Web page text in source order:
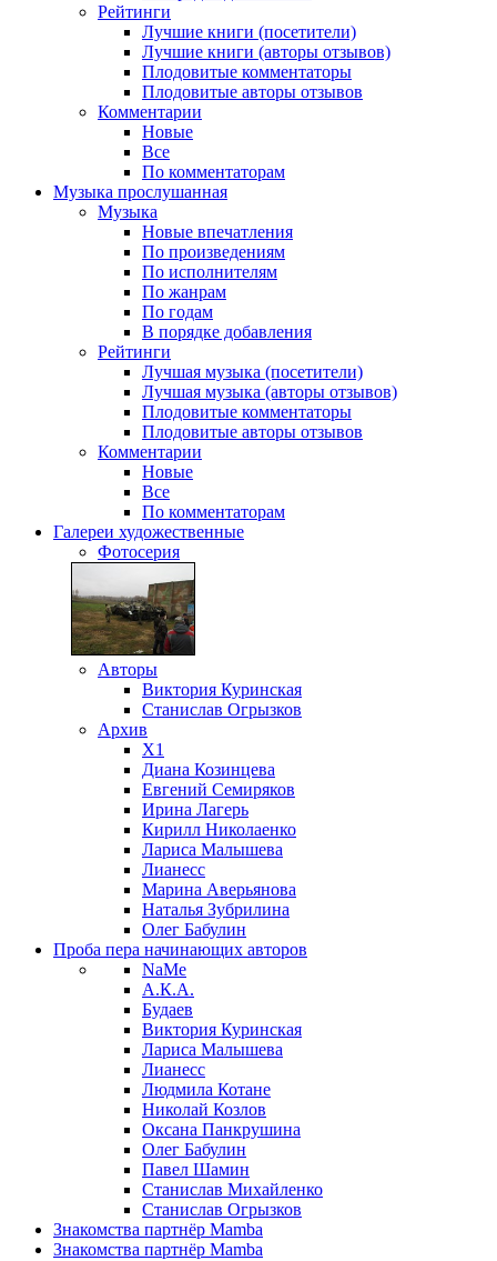
Рейтинги
Лучшие книги (посетители)
Лучшие книги (авторы отзывов)
Плодовитые комментаторы
Плодовитые авторы отзывов
Комментарии
Новые
Все
По комментаторам
Музыка прослушанная
Музыка
Новые впечатления
По произведениям
По исполнителям
По жанрам
По годам
В порядке добавления
Рейтинги
Лучшая музыка (посетители)
Лучшая музыка (авторы отзывов)
Плодовитые комментаторы
Плодовитые авторы отзывов
Комментарии
Новые
Все
По комментаторам
Галереи художественные
Фотосерия
Авторы
Виктория Куринская
Станислав Огрызков
Архив
X1
Диана Козинцева
Евгений Семиряков
Ирина Лагерь
Кирилл Николаенко
Лариса Малышева
Лианесс
Марина Аверьянова
Наталья Зубрилина
Олег Бабулин
Проба пера начинающих авторов
NaMe
А.К.А.
Будаев
Виктория Куринская
Лариса Малышева
Лианесс
Людмила Котане
Николай Козлов
Оксана Панкрушина
Олег Бабулин
Павел Шамин
Станислав Михайленко
Станислав Огрызков
Знакомства партнёр Mamba
Знакомства партнёр Mamba